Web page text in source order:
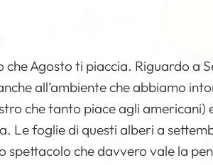
che Agosto ti piaccia. Riguardo a
all’ambiente che abbiamo
che tanto piace agli americani)
Le foglie di questi alberi a
spettacolo che davvero vale la